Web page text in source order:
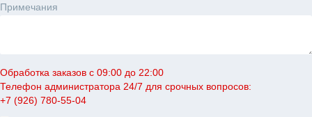
Примечания
Обработка заказов с 09:00 до 22:00
Телефон администратора 24/7 для срочных вопросов:
+7 (926) 780-55-04